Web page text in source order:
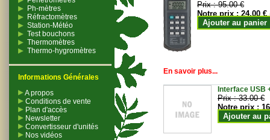
Ph-mètres
Réfractomètres
Station-Météo
Test bouchons
Thermomètres
Thermo-hygromètres
Informations Générales
A propos
Conditions de vente
Plan d'accès
Newsletter
Convertisseur d'unités
Nos vidéos
Prix :95.00 €
Notre prix :24.00 €
Ajouter au panier
En savoir plus...
Interface USB
Prix :33.00 €
Notre prix :
Ajouter au